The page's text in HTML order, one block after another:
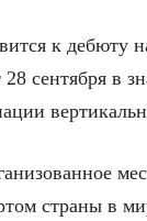
к дебюту
28 сентября в
страны в